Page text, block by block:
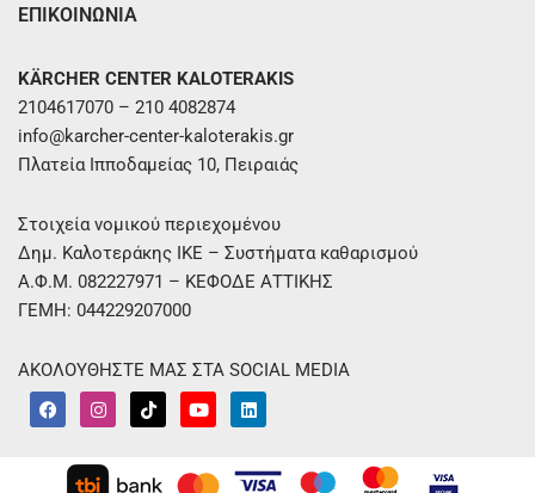
ΕΠΙΚΟΙΝΩΝΙΑ
KÄRCHER CENTER KALOTERAKIS
2104617070 – 210 4082874
info@karcher-center-kaloterakis.gr
Πλατεία Ιπποδαμείας 10, Πειραιάς
Στοιχεία νομικού περιεχομένου
Δημ. Καλοτεράκης ΙΚΕ – Συστήματα καθαρισμού
Α.Φ.Μ. 082227971 – ΚΕΦΟΔΕ ΑΤΤΙΚΗΣ
ΓΕΜΗ: 044229207000
ΑΚΟΛΟΥΘΗΣΤΕ ΜΑΣ ΣΤΑ SOCIAL MEDIA
F
a
I
n
a
T
i
Y
o
u
L
i
e